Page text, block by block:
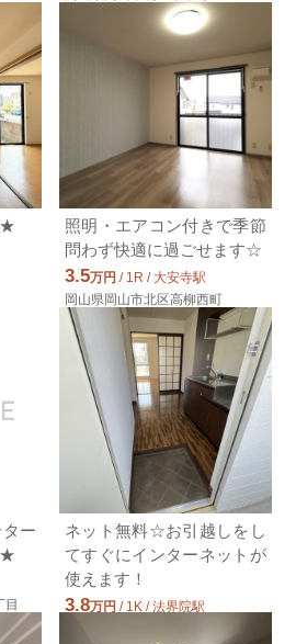
山県岡山市北区神田町１丁目
万円ＪＲ津山線/備前原
津山線/備前原 歩7分
万円(管理費2000円)
/ 26.08㎡ / 築36年
県岡山市北区宿
万円ＪＲ津山線/備前原
津山線/備前原 歩7分
万円(管理費2000円)
/ 26.08㎡ / 築36年
山県岡山市北区宿
万円ＪＲ伯備線/北長瀬
Ｒ伯備線/北長瀬 歩19分
万円(管理費4000円)
/ 26.49㎡ / 築22年
県岡山市北区花尻みどり町
万円ＪＲ山陽本線/西川原
Ｒ山陽本線/西川原 歩9分
/ 28.8㎡ / 築31年
県岡山市中区浜１丁目
照明・エアコン付きで季節
問わず快適に過ごせます☆
3.5万円 / 1R / 大安寺駅
岡山県岡山市北区高柳西町
ー
目
ネット無料☆お引越しをし
てすぐにインターネットが
使えます！
3.8万円 / 1K / 法界院駅